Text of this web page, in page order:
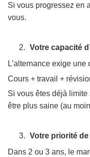
Si vous progressez en
vous.
Votre capacité
L’alternance exige
Cours + travail +
Si vous êtes déjà limite
être plus saine (au
Votre priorité
Dans 2 ou 3 ans, le